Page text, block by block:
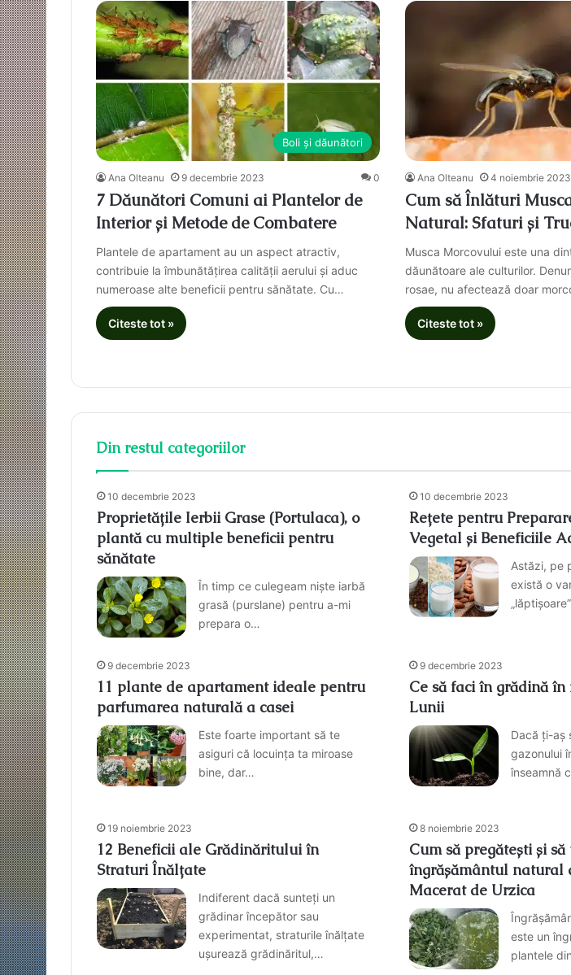
Boli și dăunători
Ana Olteanu 9 decembrie 2023 0
7 Dăunători Comuni ai Plantelor de
Interior și Metode de Combatere
Plantele de apartament au un aspect atractiv,
contribuie la îmbunătățirea calității aerului și aduc
numeroase alte beneficii pentru sănătate. Cu…
Citeste tot »
Ana Olteanu 4 noiembrie 2023
Cum să Înlături
Natural: Sfaturi și
Musca Morcovului este una
dăunătoare ale culturilor.
rosae, nu afectează doar
Citeste tot »
Din restul categoriilor
10 decembrie 2023
Proprietățile Ierbii Grase (Portulaca), o
plantă cu multiple beneficii pentru
sănătate
În timp ce culegeam niște iarbă
grasă (purslane) pentru a-mi
prepara o…
10 decembrie 2023
Rețete pentru
Vegetal și Beneficiile
Astăzi, pe
există o
9 decembrie 2023
11 plante de apartament ideale pentru
parfumarea naturală a casei
Este foarte important să te
asiguri că locuința ta miroase
bine, dar…
9 decembrie 2023
Ce să faci în grădină
Lunii
Dacă ți-aș
gazonului
înseamnă
19 noiembrie 2023
12 Beneficii ale Grădinăritului în
Straturi Înălțate
Indiferent dacă sunteți un
grădinar începător sau
experimentat, straturile înălțate
ușurează grădinăritul,…
8 noiembrie 2023
Cum să pregătești și
îngrășământul natural
Macerat de Urzica
este un
plantele